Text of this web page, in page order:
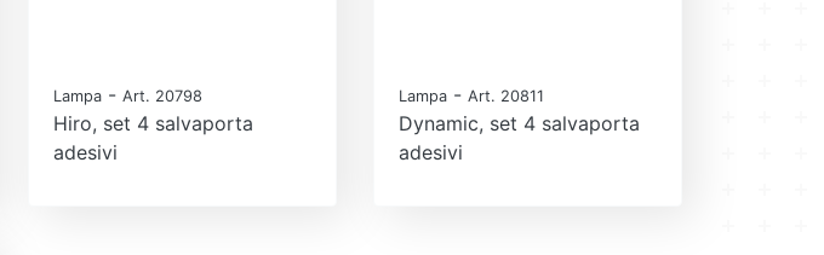
Lampa - Art. 20798
Hiro, set 4 salvaporta
adesivi
Lampa - Art. 20811
Dynamic, set 4 salvaporta
adesivi